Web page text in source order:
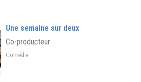
Une semaine sur deux
Co-producteur
Comédie